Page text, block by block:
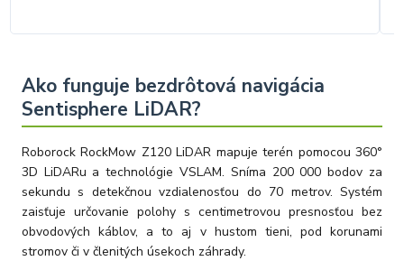
Ako funguje bezdrôtová navigácia
Sentisphere LiDAR?
Roborock RockMow Z120 LiDAR mapuje terén pomocou 360°
3D LiDARu a technológie VSLAM. Sníma 200 000 bodov za
sekundu s detekčnou vzdialenosťou do 70 metrov. Systém
zaisťuje určovanie polohy s centimetrovou presnosťou bez
obvodových káblov, a to aj v hustom tieni, pod korunami
stromov či v členitých úsekoch záhrady.